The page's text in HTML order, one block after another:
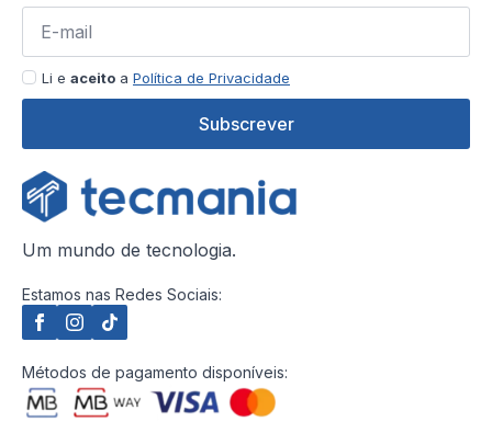
Li e aceito a Política de Privacidade
Subscrever
Um mundo de tecnologia.
Estamos nas Redes Sociais:
Métodos de pagamento disponíveis: